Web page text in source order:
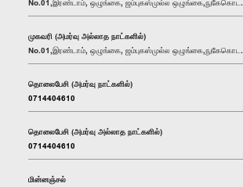
No.01,இரண்டாம், ஒழுங்கை, ஜம்புகஸ்முல்ல ஒழுங்கை,நுகேகொட.
முகவரி (அமர்வு அல்லாத நாட்களில்)
No.01,இரண்டாம், ஒழுங்கை, ஜம்புகஸ்முல்ல ஒழுங்கை,நுகேகொட.
தொலைபேசி (அமர்வு நாட்களில்)
0714404610
தொலைபேசி (அமர்வு அல்லாத நாட்களில்)
0714404610
மின்னஞ்சல்